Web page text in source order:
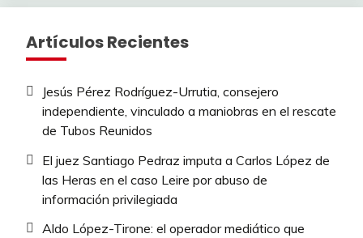
Artículos Recientes
Jesús Pérez Rodríguez-Urrutia, consejero
independiente, vinculado a maniobras en el rescate
de Tubos Reunidos
El juez Santiago Pedraz imputa a Carlos López de
las Heras en el caso Leire por abuso de
información privilegiada
Aldo López-Tirone: el operador mediático que